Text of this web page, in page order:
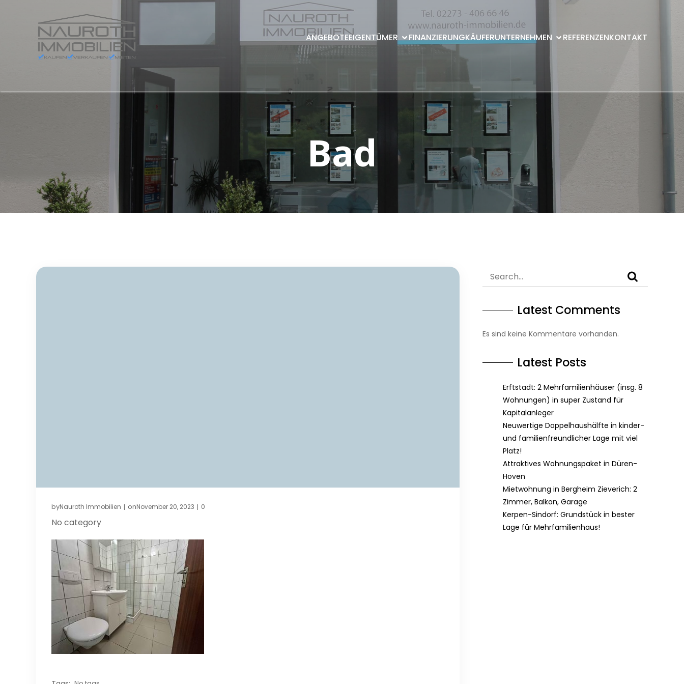
ANGEBOTEEIGENTÜMER FINANZIERUNGKÄUFERUNTERNEHMEN REFERENZENKONTAKT
Bad
byNauroth Immobilien | onNovember 20, 2023 | 0
No category
Latest Comments
Es sind keine Kommentare vorhanden.
Latest Posts
Erftstadt: 2 Mehrfamilienhäuser (insg. 8
Wohnungen) in super Zustand für
Kapitalanleger
Neuwertige Doppelhaushälfte in kinder-
und familienfreundlicher Lage mit viel
Platz!
Attraktives Wohnungspaket in Düren-
Hoven
Mietwohnung in Bergheim Zieverich: 2
Zimmer, Balkon, Garage
Kerpen-Sindorf: Grundstück in bester
Lage für Mehrfamilienhaus!